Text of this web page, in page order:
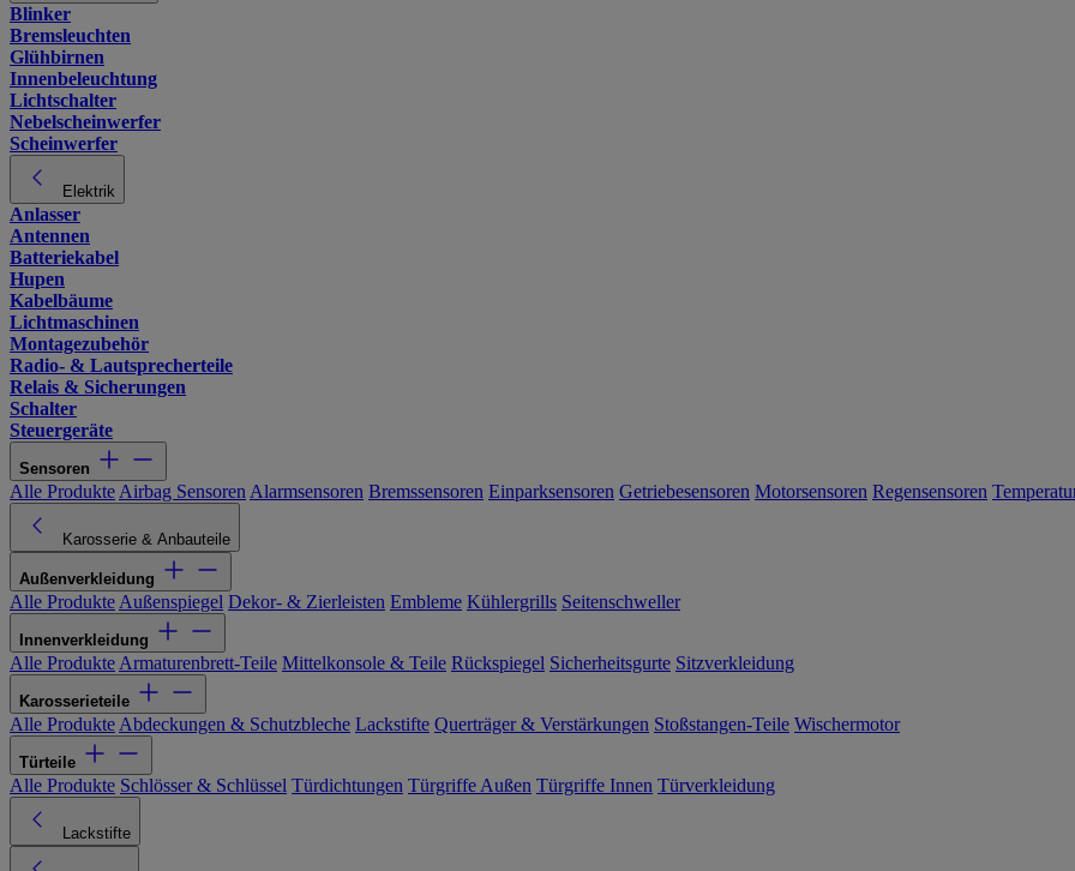
Blinker
Bremsleuchten
Glühbirnen
Innenbeleuchtung
Lichtschalter
Nebelscheinwerfer
Scheinwerfer
Elektrik
Anlasser
Antennen
Batteriekabel
Hupen
Kabelbäume
Lichtmaschinen
Montagezubehör
Radio- & Lautsprecherteile
Relais & Sicherungen
Schalter
Steuergeräte
Sensoren
Alle Produkte Airbag Sensoren Alarmsensoren Bremssensoren Einparksensoren Getriebesensoren Motorsensoren Regensensoren
Karosserie & Anbauteile
Außenverkleidung
Alle Produkte Außenspiegel Dekor- & Zierleisten Embleme Kühlergrills Seitenschweller
Innenverkleidung
Alle Produkte Armaturenbrett-Teile Mittelkonsole & Teile Rückspiegel Sicherheitsgurte Sitzverkleidung
Karosserieteile
Alle Produkte Abdeckungen & Schutzbleche Lackstifte Querträger & Verstärkungen Stoßstangen-Teile Wischermotor
Türteile
Alle Produkte Schlösser & Schlüssel Türdichtungen Türgriffe Außen Türgriffe Innen Türverkleidung
Lackstifte